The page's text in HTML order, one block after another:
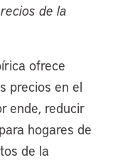
de la
ofrece
precios en el
ende, reducir
hogares de
de la